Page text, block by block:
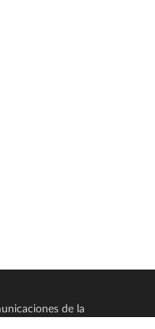
de la